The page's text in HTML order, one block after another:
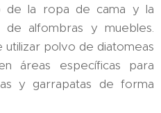
de la ropa de cama y la
de alfombras y muebles.
utilizar polvo de diatomeas
áreas específicas para
y garrapatas de forma